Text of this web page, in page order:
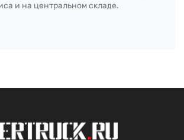
и на центральном складе.